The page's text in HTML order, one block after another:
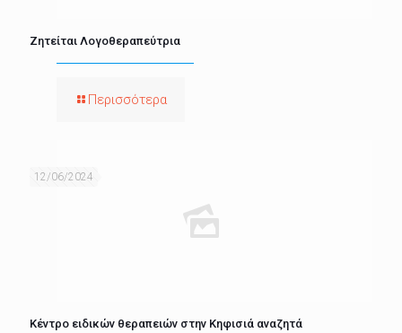
Ζητείται Λογοθεραπεύτρια
Περισσότερα
12/06/2024
Κέντρο ειδικών θεραπειών στην Κηφισιά αναζητά